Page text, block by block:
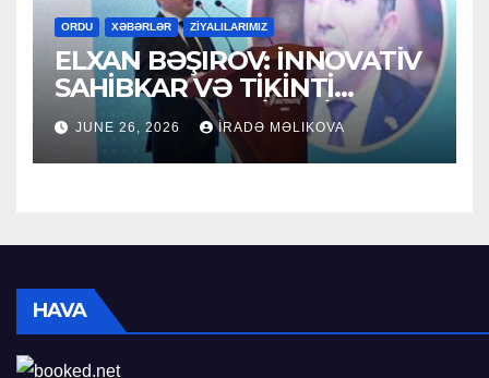
ORDU XƏBƏRLƏR ZİYALILARIMIZ
ELXAN BƏŞIROV: İNNOVATİV
SAHİBKAR VƏ TİKİNTİ
SEKTORUNUN LİDERİ
JUNE 26, 2026 İRADƏ MƏLIKOVA
HAVA